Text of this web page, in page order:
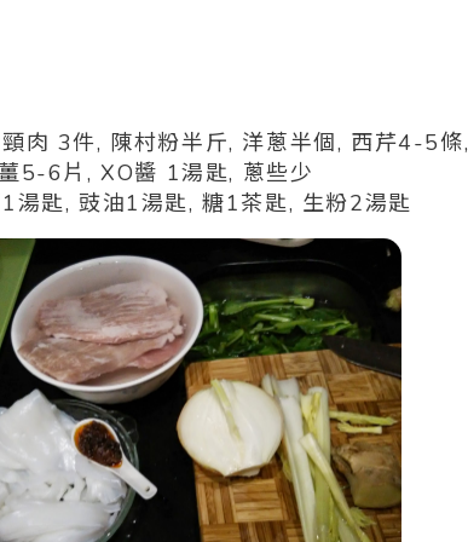
肉 3件, 陳村粉半斤, 洋蔥半個, 西芹4-5條,
, XO醬 1湯匙, 蔥些少
湯匙, 豉油1湯匙, 糖1茶匙, 生粉2湯匙